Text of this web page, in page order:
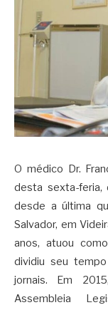
O médico Dr.
desta sexta-feria,
desde a última
Salvador, em
anos, atuou
dividiu seu
jornais. Em
Assembleia